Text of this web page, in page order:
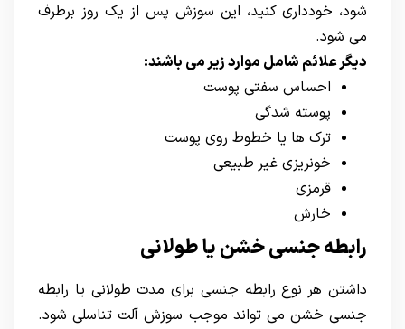
شود، خودداری کنید، این سوزش پس از یک روز برطرف
می شود.
دیگر علائم شامل موارد زیر می باشند:
احساس سفتی پوست
پوسته شدگی
ترک ها یا خطوط روی پوست
خونریزی غیر طبیعی
قرمزی
خارش
رابطه جنسی خشن یا طولانی
داشتن هر نوع رابطه جنسی برای مدت طولانی یا رابطه
جنسی خشن می تواند موجب سوزش آلت تناسلی شود.